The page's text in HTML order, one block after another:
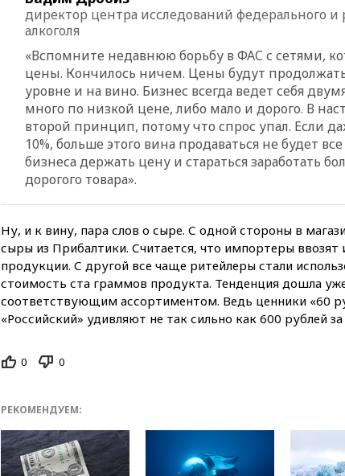
директор центра исследований федерального и
алкоголя
«Вспомните недавнюю борьбу в ФАС с сетями,
цены. Кончилось ничем. Цены будут
уровне и на вино. Бизнес всегда ведет себя
много по низкой цене, либо мало и дорого. В
второй принцип, потому что спрос упал. Если
10%, больше этого вина продаваться не будет
бизнеса держать цену и стараться заработать
дорогого товара».
Ну, и к вину, пара слов о сыре. С одной стороны в
сыры из Прибалтики. Считается, что импортеры ввозят
продукции. С другой все чаще ритейлеры стали
стоимость ста граммов продукта. Тенденция дошла
соответствующим ассортиментом. Ведь ценники «60
«Российский» удивляют не так сильно как 600 рублей
0 0
РЕКОМЕНДУЕМ: